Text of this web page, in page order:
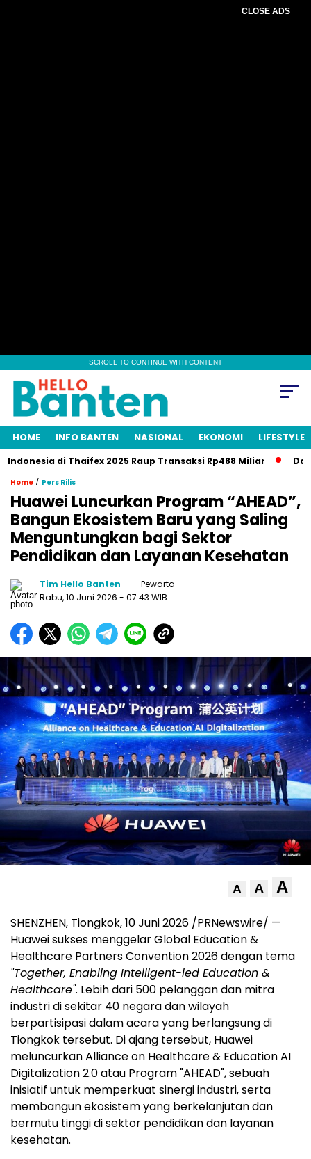
CLOSE ADS
SCROLL TO CONTINUE WITH CONTENT
HOME INFO BANTEN NASIONAL EKONOMI LIFESTYLE
di Thaifex 2025 Raup Transaksi Rp488 Miliar
Home / Pers Rilis
Huawei Luncurkan Program “AHEAD”,
Bangun Ekosistem Baru yang Saling
Menguntungkan bagi Sektor
Pendidikan dan Layanan Kesehatan
Tim Hello Banten
- Pewarta
Rabu, 10 Juni 2026 - 07:43 WIB
A A A
SHENZHEN, Tiongkok, 10 Juni 2026 /PRNewswire/ —
Huawei sukses menggelar Global Education &
Healthcare Partners Convention 2026 dengan tema
"Together, Enabling Intelligent-led Education &
Healthcare". Lebih dari 500 pelanggan dan mitra
industri di sekitar 40 negara dan wilayah
berpartisipasi dalam acara yang berlangsung di
Tiongkok tersebut. Di ajang tersebut, Huawei
meluncurkan Alliance on Healthcare & Education AI
Digitalization 2.0 atau Program "AHEAD", sebuah
inisiatif untuk memperkuat sinergi industri, serta
membangun ekosistem yang berkelanjutan dan
bermutu tinggi di sektor pendidikan dan layanan
kesehatan.